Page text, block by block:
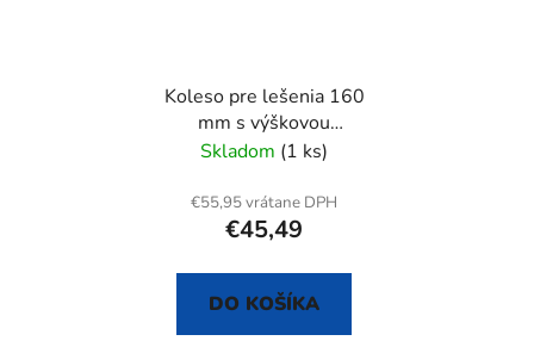
Koleso pre lešenia 160
mm s výškovou
reguláciou
Skladom (1 ks)
€55,95 vrátane DPH
€45,49
DO KOŠÍKA